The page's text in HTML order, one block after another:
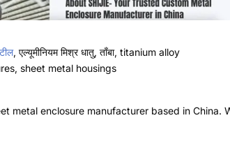
मिश्र धातु, ताँबा,टाइटेनियम मिश्र धातु
उत्पादन तक सब कुछ संभालती है.हम उन्नत सीएनसी लेजर
फिनिश सुनिश्चित करता है